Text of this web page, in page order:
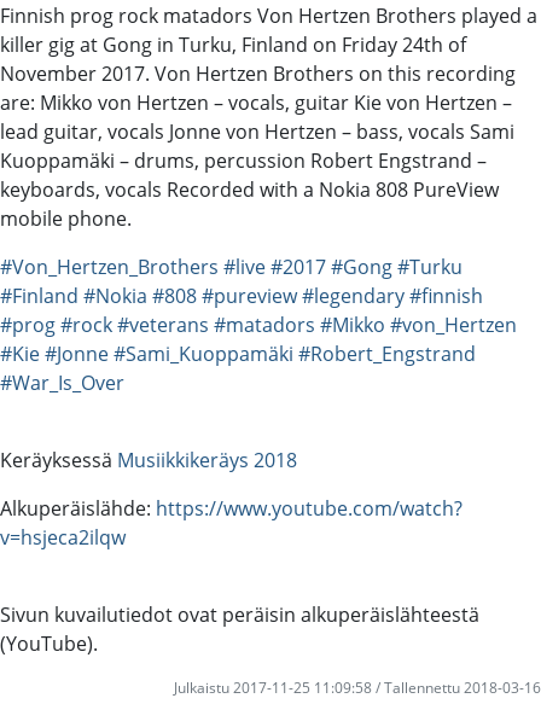
Finnish prog rock matadors Von Hertzen Brothers played a
killer gig at Gong in Turku, Finland on Friday 24th of
November 2017. Von Hertzen Brothers on this recording
are: Mikko von Hertzen – vocals, guitar Kie von Hertzen –
lead guitar, vocals Jonne von Hertzen – bass, vocals Sami
Kuoppamäki – drums, percussion Robert Engstrand –
keyboards, vocals Recorded with a Nokia 808 PureView
mobile phone.
#Von_Hertzen_Brothers #live#2017#Gong#Turku
#Finland #Nokia #808#pureview#legendary#finnish
#prog#rock#veterans #matadors #Mikko #von_Hertzen
#Kie#Jonne#Sami_Kuoppamäki #Robert_Engstrand
#War_Is_Over
Keräyksessä Musiikkikeräys 2018
Alkuperäislähde: https://www.youtube.com/watch?
v=hsjeca2ilqw
Sivun kuvailutiedot ovat peräisin alkuperäislähteestä
(YouTube).
Julkaistu 2017-11-25 11:09:58 / Tallennettu 2018-03-16